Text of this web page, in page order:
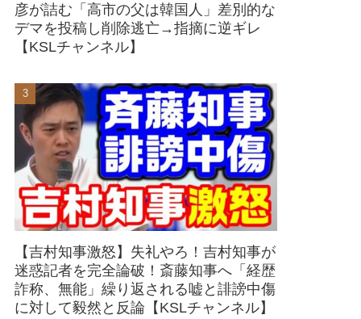
彦が詰む「高市の父は韓国人」差別的な
デマを投稿し削除逃亡→指摘に逆ギレ
【KSLチャンネル】
【吉村知事激怒】失礼やろ！吉村知事が
迷惑記者を完全論破！斎藤知事へ「経歴
詐称、無能」繰り返される嘘と誹謗中傷
に対して毅然と反論【KSLチャンネル】